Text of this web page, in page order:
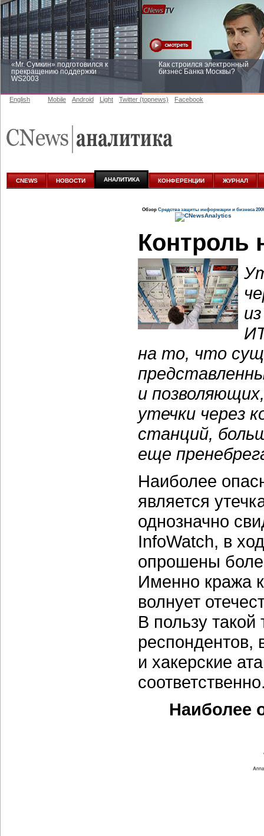
«Mr. Сумкин» подготовился к
прекращению поддержки
WS2003
Как строился электронный
бизнес Банка Москвы?
аналитике
English Mobile Android Light Twitter (topnews) Facebook
CNEWS НОВОСТИ АНАЛИТИКА КОНФЕРЕНЦИИ ЖУРНАЛ
Обзор Средства защиты информации и бизнеса
Контроль
на то, что
и
утечки через
станций,
еще
Наиболее
является
однозначно
InfoWatch, в
опрошены
Именно кража
волнует
В пользу такой
респондентов,
и хакерские
Наиболее